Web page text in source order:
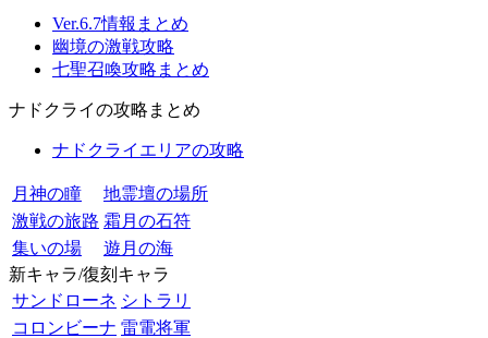
Ver.6.7情報まとめ
幽境の激戦攻略
七聖召喚攻略まとめ
ナドクライの攻略まとめ
ナドクライエリアの攻略
月神の瞳
地霊壇の場所
激戦の旅路 霜月の石符
集いの場
遊月の海
新キャラ/復刻キャラ
サンドローネ シトラリ
コロンビーナ 雷電将軍